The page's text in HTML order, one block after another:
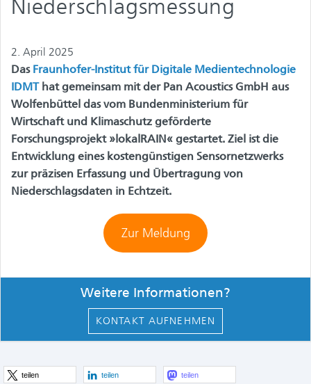
Niederschlagsmessung
2. April 2025
Das Fraunhofer-Institut für Digitale Medientechnologie
IDMThat gemeinsam mit der Pan Acoustics GmbH aus
Wolfenbüttel das vom Bundenministerium für
Wirtschaft und Klimaschutz geförderte
Forschungsprojekt »lokalRAIN« gestartet. Ziel ist die
Entwicklung eines kostengünstigen Sensornetzwerks
zur präzisen Erfassung und Übertragung von
Niederschlagsdaten in Echtzeit.
Zur Meldung
Weitere Informationen?
KONTAKT AUFNEHMEN
teilen teilen teilen